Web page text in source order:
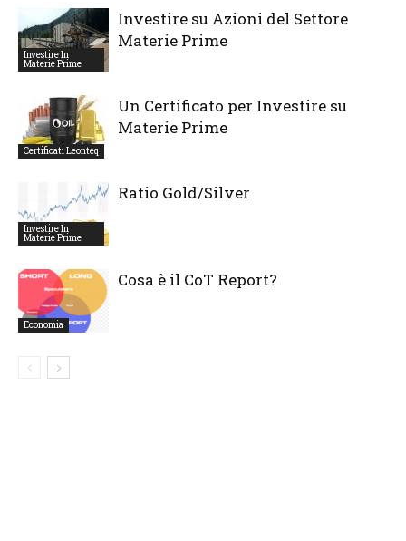
Investire In
Materie Prime
Investire su Azioni del Settore
Materie Prime
Certificati Leonteq
Un Certificato per Investire su
Materie Prime
Investire In
Materie Prime
Ratio Gold/Silver
Economia
Cosa è il CoT Report?